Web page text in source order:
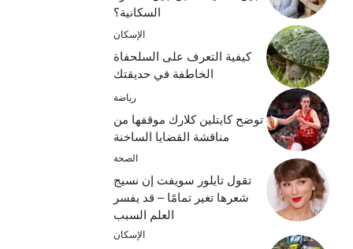
السكانية؟
الإسكان
كيفية التعرف على السلحفاة
الخاطفة في حديقتك
رياضة
توضح كايتلين كلارك موقفها من
مناقشة القضايا الساخنة
الصحة
تقول تايلور سويفت إن نسيج
شعرها تغير تمامًا – قد يفسر
العلم السبب
الإسكان